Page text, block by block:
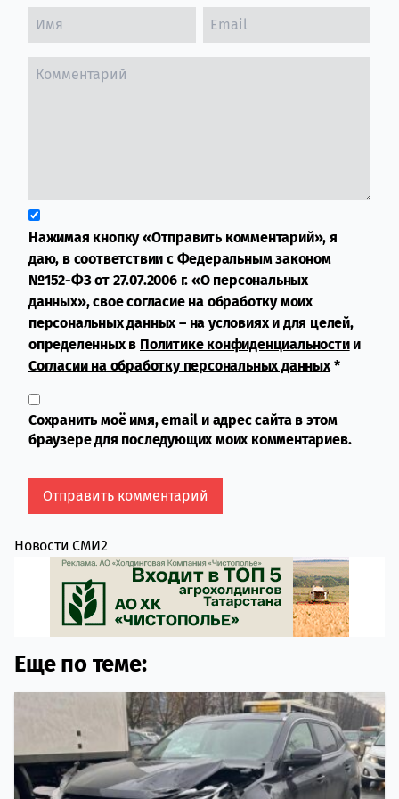
Нажимая кнопку «Отправить комментарий», я
даю, в соответствии с Федеральным законом
№152-ФЗ от 27.07.2006 г. «О персональных
данных», свое согласие на обработку моих
персональных данных – на условиях и для целей,
определенных в Политике конфиденциальностии
Согласии на обработку персональных данных*
Сохранить моё имя, email и адрес сайта в этом
браузере для последующих моих комментариев.
Новости СМИ2
Еще по теме: